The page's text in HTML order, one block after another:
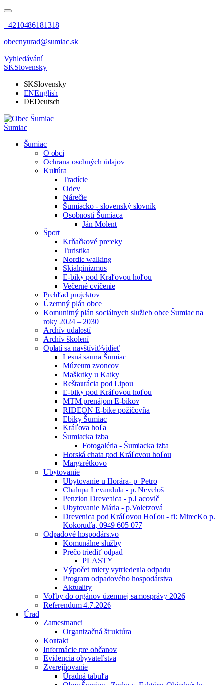
+4210486181318
obecnyurad@sumiac.sk
Vyhledávání
SKSlovensky
SKSlovensky
ENEnglish
DEDeutsch
Šumiac
Šumiac
O obci
Ochrana osobných údajov
Kultúra
Tradície
Odev
Nárečie
Šumiacko - slovenský slovník
Osobnosti Šumiaca
Ján Molent
Šport
Krňačkové preteky
Turistika
Nordic walking
Skialpinizmus
E-biky pod Kráľovou hoľou
Večerné cvičenie
Prehľad projektov
Územný plán obce
Komunitný plán sociálnych služieb obce Šumiac na
roky 2024 – 2030
Archív udalostí
Archív školení
Oplatí sa navštíviť⁄vidieť
Lesná sauna Šumiac
Múzeum zvoncov
Maškrtky u Katky
Reštaurácia pod Lipou
E-biky pod Kráľovou hoľou
MTM prenájom E-bikov
RIDEON E-bike požičovňa
Ebiky Šumiac
Kráľova hoľa
Šumiacka izba
Fotogaléria - Šumiacka izba
Horská chata pod Kráľovou hoľou
Margarétkovo
Ubytovanie
Ubytovanie u Horára- p. Petro
Chalupa Levandula - p. Neveloš
Penzion Drevenica - p.Lacovič
Ubytovanie Mária - p.Voletzová
Drevenica pod Kráľovou Hoľou - fi: MirecKo p.
Kokoruďa, 0949 605 077
Odpadové hospodárstvo
Komunálne služby
Prečo triediť odpad
PLASTY
Výpočet miery vytriedenia odpadu
Program odpadového hospodárstva
Aktuality
Voľby do orgánov územnej samosprávy 2026
Referendum 4.7.2026
Úrad
Zamestnanci
Organizačná štruktúra
Kontakt
Informácie pre občanov
Evidencia obyvateľstva
Zverejňovanie
Úradná tabuľa